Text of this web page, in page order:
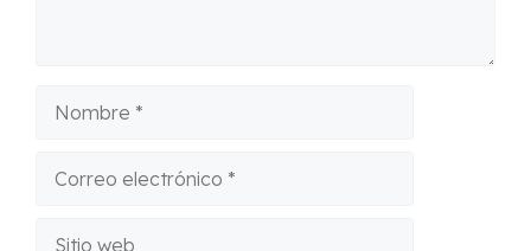
electrónico